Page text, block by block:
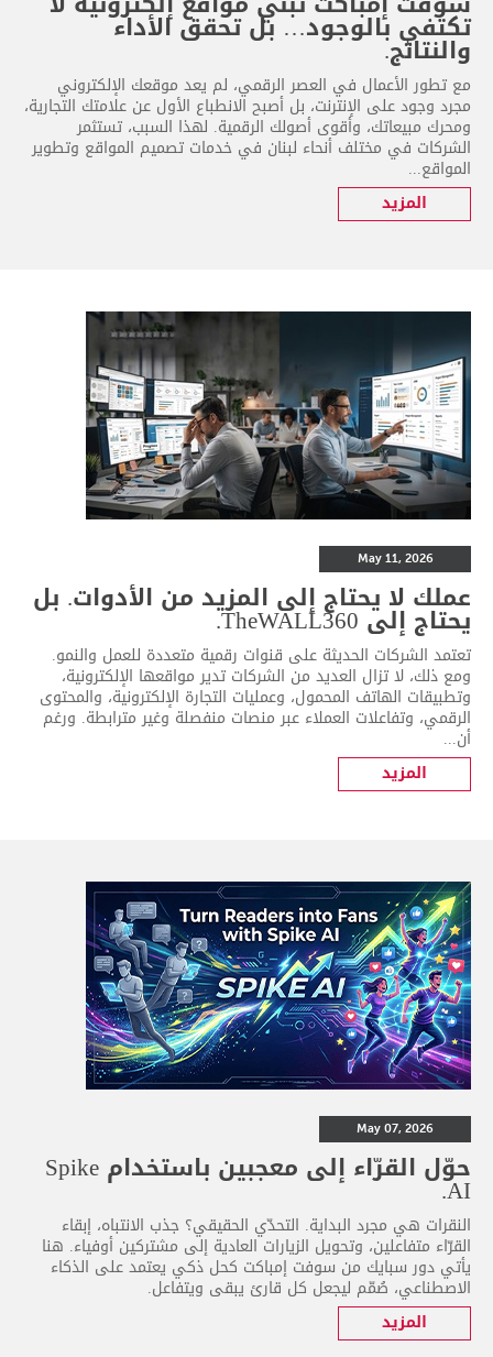
تكتفي بالوجود… بل تحقق الأداء
والنتائج.
مع تطور الأعمال في العصر الرقمي، لم يعد موقعك الإلكتروني
مجرد وجود على الإنترنت، بل أصبح الانطباع الأول عن علامتك التجارية،
ومحرك مبيعاتك، وأقوى أصولك الرقمية. لهذا السبب، تستثمر
الشركات في مختلف أنحاء لبنان في خدمات تصميم المواقع وتطوير
المواقع...
المزيد
May 11, 2026
عملك لا يحتاج إلى المزيد من الأدوات. بل
يحتاج إلى TheWALL360.
تعتمد الشركات الحديثة على قنوات رقمية متعددة للعمل والنمو.
ومع ذلك، لا تزال العديد من الشركات تدير مواقعها الإلكترونية،
وتطبيقات الهاتف المحمول، وعمليات التجارة الإلكترونية، والمحتوى
الرقمي، وتفاعلات العملاء عبر منصات منفصلة وغير مترابطة. ورغم
أن...
المزيد
May 07, 2026
حوّل القرّاء إلى معجبين باستخدام Spike
AI.
النقرات هي مجرد البداية. التحدّي الحقيقي؟ جذب الانتباه، إبقاء
القرّاء متفاعلين، وتحويل الزيارات العادية إلى مشتركين أوفياء. هنا
يأتي دور سبايك من سوفت إمباكت كحل ذكي يعتمد على الذكاء
الاصطناعي، صُمّم ليجعل كل قارئ يبقى ويتفاعل.
المزيد